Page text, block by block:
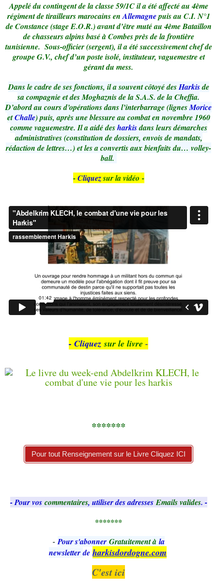
Appelé du contingent de la classe 59/1C il a été affecté au 4ème
régiment de tirailleurs marocains enAllemagnepuis au C.I. N°1
de Constance (stage E.O.R.) avant d’être muté au 4ème Bataillon
de chasseurs alpins basé à Combes près de la frontière
tunisienne. Sous-officier (sergent), il a été successivement chef de
groupe G.V., chef d’un poste isolé, instituteur, vaguemestre et
gérant du mess.
Dans le cadre de ses fonctions, il a souvent côtoyé desHarkisde
sa compagnie et des Moghaznis de la S.A.S. de la Cheffia.
D’abord au cours d’opérations dans l’interbarrage (lignesMorice
etChalle) puis, après une blessure au combat en novembre 1960
comme vaguemestre. Il a aidé desharkisdans leurs démarches
administratives (constitution de dossiers, envois de mandats,
rédaction de lettres…) et les a convertis aux bienfaits du… volley-
ball.
-Cliquezsur la vidéo -
- Cliquez sur le livre -
*******
Pour tout Renseignement sur le Livre Cliquez ICI
- Pour vos commentaires, utiliser des adressesEmails valides. -
*******
- Pour s'abonner Gratuitement à la
newsletter de harkisdordogne.com
C'est ici